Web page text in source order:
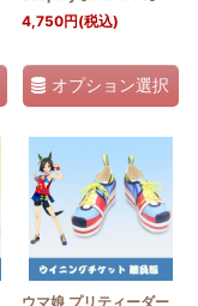
4,750円(税込)
オプション選択
ウマ娘 プリティーダー